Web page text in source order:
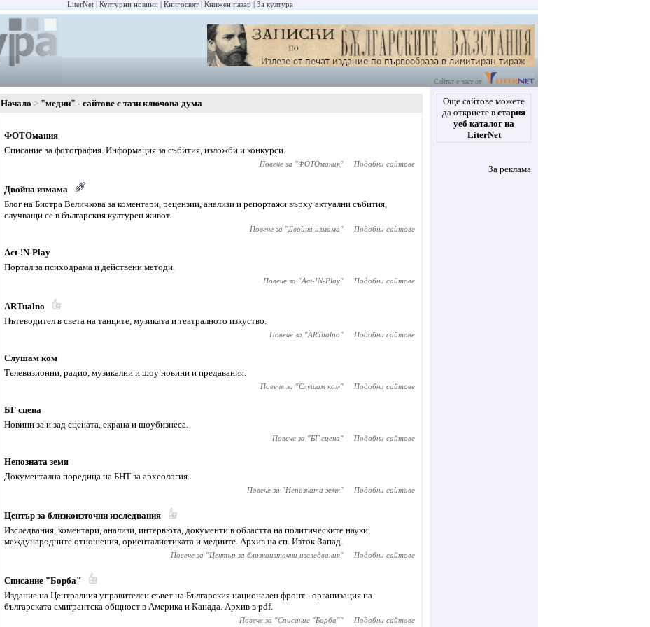
LiterNet Културни новини Книгосвят Книжен пазар За култура
Сайтът е част от
Начало "медии" - сайтове с тази ключова дума
ФОТОмания
Списание за фотография. Информация за събития, изложби и конкурси.
Повече за "ФОТОмания" Подобни сайтове
Двойна измама
Блог на Бистра Величкова за коментари, рецензии, анализи и репортажи върху актуални събития,
случващи се в българския културен живот.
Повече за "Двойна измама" Подобни сайтове
Act-!N-Play
Портал за психодрама и действени методи.
Повече за "Act-!N-Play" Подобни сайтове
ARTualno
Пътеводител в света на танците, музиката и театралното изкуство.
Повече за "ARTualno" Подобни сайтове
Слушам ком
Телевизионни, радио, музикални и шоу новини и предавания.
Повече за "Слушам ком" Подобни сайтове
БГ сцена
Новини за и зад сцената, екрана и шоубизнеса.
Повече за "БГ сцена" Подобни сайтове
Непозната земя
Документална поредица на БНТ за археология.
Повече за "Непозната земя" Подобни сайтове
Център за близкоизточни изследвания
Изследвания, коментари, анализи, интервюта, документи в областта на политическите науки,
международните отношения, ориенталистиката и медиите. Архив на сп. Изток-Запад.
Повече за "Център за близкоизточни изследвания" Подобни сайтове
Списание "Борба"
Издание на Централния управителен съвет на Българския национален фронт - организация на
българската емигрантска общност в Америка и Канада. Архив в pdf.
Повече за "Списание "Борба"" Подобни сайтове
Още сайтове можете
да откриете в стария
уеб каталог на
LiterNet
За реклама